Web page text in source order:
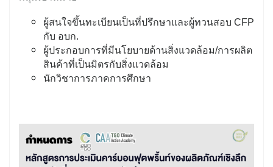
ผู้สนใจขึ้นทะเบียนเป็นที่ปรึกษาและผู้ทวนสอบ CFP
กับ อบก.
ผู้ประกอบการที่มีนโยบายด้านสิ่งแวดล้อม/การผลิต
สินค้าที่เป็นมิตรกับสิ่งแวดล้อม
นักวิชาการภาคการศึกษา